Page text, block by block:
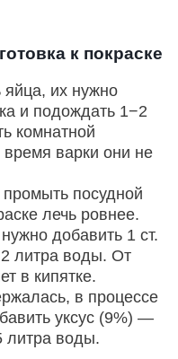
к покраске
яйца, их нужно
и подождать 1−2
комнатной
варки они не
посудной
лечь ровнее.
добавить 1 ст.
литра воды. От
в кипятке.
в процессе
уксус (9%) —
литра воды.